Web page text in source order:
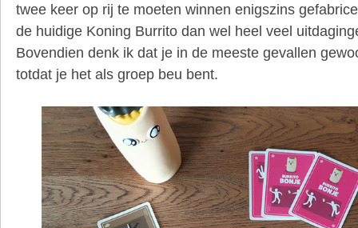
twee keer op rij te moeten winnen enigszins
de huidige Koning Burrito dan wel heel veel
Bovendien denk ik dat je in de meeste gevallen
totdat je het als groep beu bent.